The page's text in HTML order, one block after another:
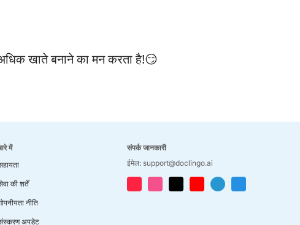
खाते बनाने का मन करता है!😏
में
की शर्तें
नीति
अपडेट
संपर्क जानकारी
ईमेल: support@doclingo.ai